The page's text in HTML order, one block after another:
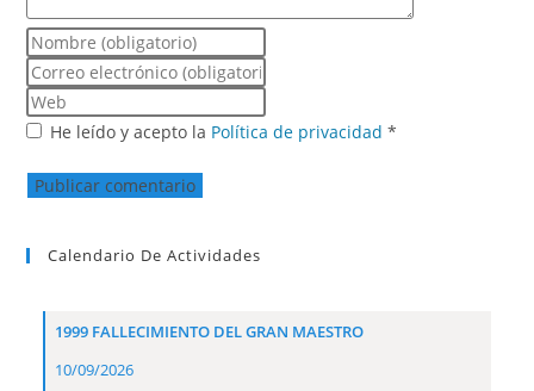
He leído y acepto la Política de privacidad*
Calendario De Actividades
1999 FALLECIMIENTO DEL GRAN MAESTRO
10/09/2026